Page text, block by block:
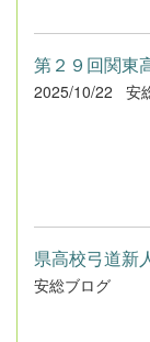
第２９回関東
2025/10/22 安
県高校弓道新
安総ブログ